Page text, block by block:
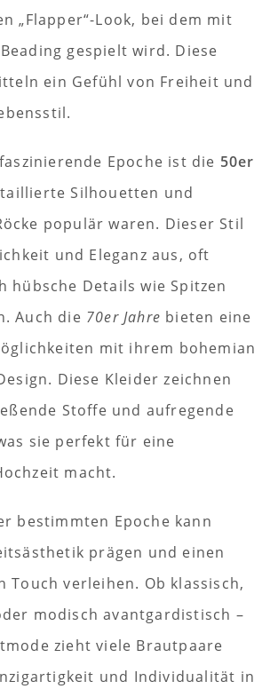
„Flapper“-Look, bei dem mit
gespielt wird. Diese
ein Gefühl von Freiheit und
Epoche ist die 50er
Silhouetten und
populär waren. Dieser Stil
und Eleganz aus, oft
hübsche Details wie Spitzen
Auch die 70er Jahre bieten eine
mit ihrem bohemian
Diese Kleider zeichnen
Stoffe und aufregende
sie perfekt für eine
macht.
bestimmten Epoche kann
prägen und einen
Touch verleihen. Ob klassisch,
modisch avantgardistisch –
zieht viele Brautpaare
und Individualität in